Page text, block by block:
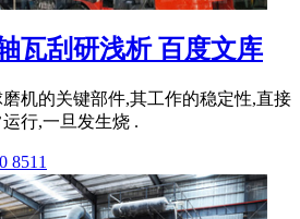
瓦刮研浅析 百度文库
机的关键部件,其工作的稳定性,直接
行,一旦发生烧 .
8511